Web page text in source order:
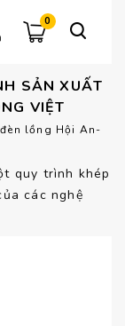
0
SẢN XUẤT
VIỆT
lồng Hội An-
quy trình khép
các nghệ